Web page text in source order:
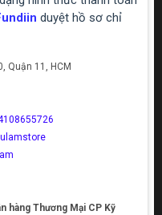
duyệt hồ sơ chỉ
Quận 11, HCM
hàng Thương Mại CP Kỹ